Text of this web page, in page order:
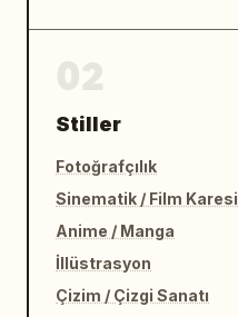
Stiller
Fotoğrafçılık
Sinematik / Film Karesi
Anime / Manga
İllüstrasyon
Çizim / Çizgi Sanatı